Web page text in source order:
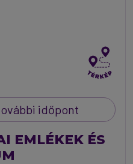
időpont
EMLÉKEK ÉS